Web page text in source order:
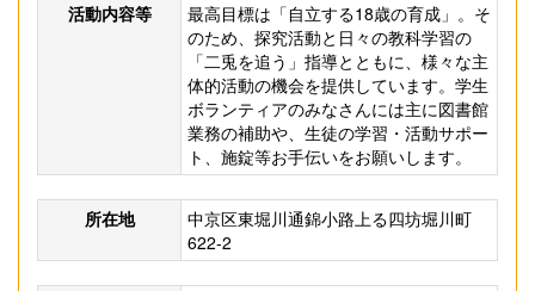
活動内容等
最高目標は「自立する18歳の育成」。そ
のため、探究活動と日々の教科学習の
「二兎を追う」指導とともに、様々な主
体的活動の機会を提供しています。学生
ボランティアのみなさんには主に図書館
業務の補助や、生徒の学習・活動サポー
ト、施錠等お手伝いをお願いします。
所在地
中京区東堀川通錦小路上る四坊堀川町
622-2